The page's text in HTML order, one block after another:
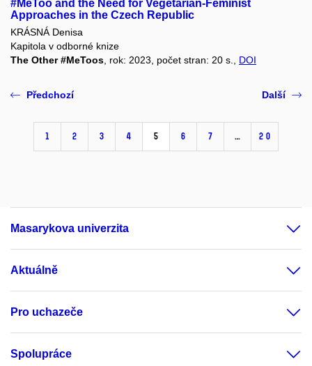
#MeToo and the Need for Vegetarian-Feminist
Approaches in the Czech Republic
KRÁSNÁ Denisa
Kapitola v odborné knize
The Other #MeToos, rok: 2023, počet stran: 20 s., DOI
Předchozí
1 2 3 4 5 6 7 … 20
Další
Masarykova univerzita
Aktuálně
Pro uchazeče
Spolupráce